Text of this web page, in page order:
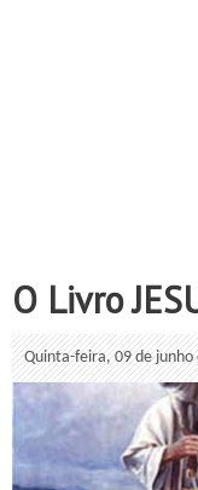
O Livro
Quinta-feira, 09 de junho